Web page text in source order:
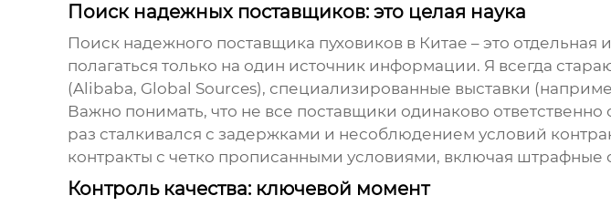
Поиск надежных поставщиков: это целая наука
Поиск надежного поставщика пуховиковв Китае – это отдельная
полагаться только на один источник информации. Я всегда
(Alibaba, Global Sources), специализированные выставки
Важно понимать, что не все поставщики одинаково
раз сталкивался с задержками и несоблюдением условий
контракты с четко прописанными условиями, включая штрафные
Контроль качества: ключевой момент